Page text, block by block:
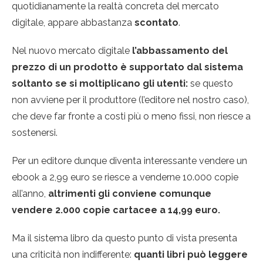
quotidianamente la realtà concreta del mercato
digitale, appare abbastanza scontato.
Nel nuovo mercato digitale l’abbassamento del
prezzo di un prodotto è supportato dal sistema
soltanto se si moltiplicano gli utenti: se questo
non avviene per il produttore (l’editore nel nostro caso),
che deve far fronte a costi più o meno fissi, non riesce a
sostenersi.
Per un editore dunque diventa interessante vendere un
ebook a 2,99 euro se riesce a venderne 10.000 copie
all’anno, altrimenti gli conviene comunque
vendere 2.000 copie cartacee a 14,99 euro.
Ma il sistema libro da questo punto di vista presenta
una criticità non indifferente: quanti libri può leggere